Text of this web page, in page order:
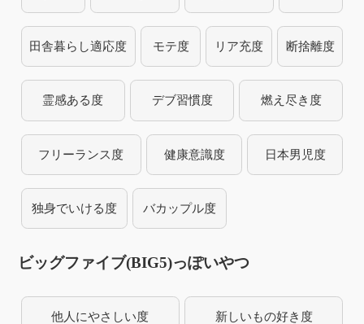
田舎暮らし適応度 モテ度 リア充度 断捨離度
霊感ある度 デブ習慣度 燃え尽き度
フリーランス度 健康意識度 日本男児度
独身でいける度 バカップル度
ビッグファイブ(BIG5)っぽいやつ
他人にやさしい度 新しいもの好き度